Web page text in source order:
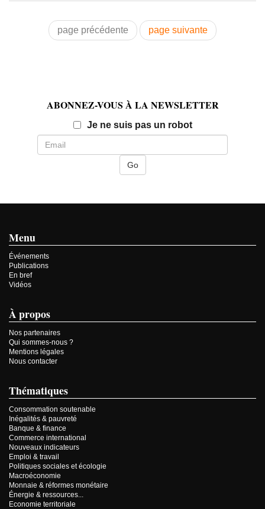
page précédente page suivante
ABONNEZ-VOUS À LA NEWSLETTER
Je ne suis pas un robotEmail
Menu
Événements
Publications
En bref
Vidéos
À propos
Nos partenaires
Qui sommes-nous ?
Mentions légales
Nous contacter
Thématiques
Consommation soutenable
Inégalités & pauvreté
Banque & finance
Commerce international
Nouveaux indicateurs
Emploi & travail
Politiques sociales et écologie
Macroéconomie
Monnaie & réformes monétaire
Énergie & ressources...
Economie territoriale